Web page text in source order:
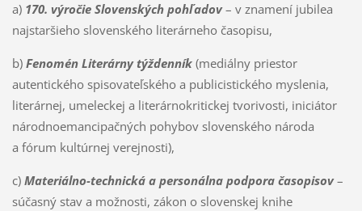
a) 170. výročie Slovenských pohľadov– v znamení jubilea
najstaršieho slovenského literárneho časopisu,
b) Fenomén Literárny týždenník (mediálny priestor
autentického spisovateľského a publicistického myslenia,
literárnej, umeleckej a literárnokritickej tvorivosti, iniciátor
národnoemancipačných pohybov slovenského národa
a fórum kultúrnej verejnosti),
c) Materiálno-technická a personálna podpora časopisov–
súčasný stav a možnosti, zákon o slovenskej knihe